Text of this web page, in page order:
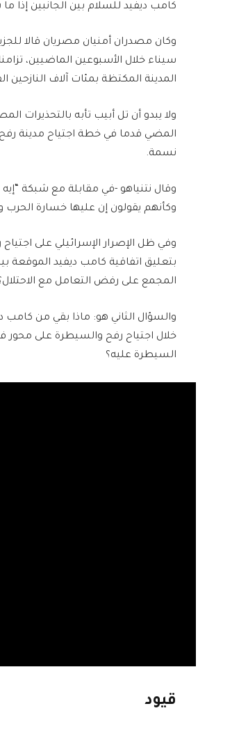
كامب ديفيد للسلام بين الجانبين إذا
سيناء خلال الأسبوعين الماضيين،
المدينة المكتظة بمئات آلاف النازحين
ولا يبدو أن تل أبيب تأبه بالتحذيرات
نسمة.
وقال نتنياهو -في مقابلة مع شبكة “إيه
وكأنهم يقولون إن عليها خسارة
وفي ظل الإصرار الإسرائيلي على
المجمع على رفض التعامل مع
والسؤال الثاني هو: ماذا بقي من كامب
خلال اجتياح رفح والسيطرة على محور
السيطرة عليه؟
قيود